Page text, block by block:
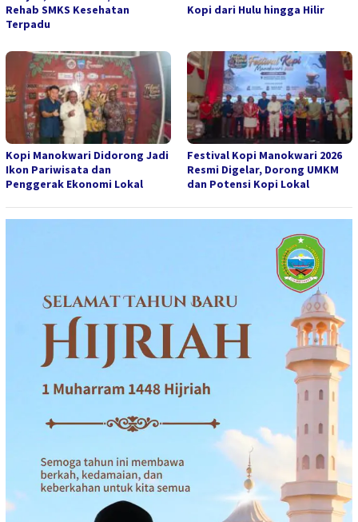
Rehab SMKS Kesehatan
Terpadu
Kopi dari Hulu hingga Hilir
Kopi Manokwari Didorong Jadi
Ikon Pariwisata dan
Penggerak Ekonomi Lokal
Festival Kopi Manokwari 2026
Resmi Digelar, Dorong UMKM
dan Potensi Kopi Lokal